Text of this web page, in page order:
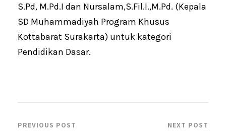
S.Pd, M.Pd.I dan Nursalam,S.Fil.I.,M.Pd. (Kepala
SD Muhammadiyah Program Khusus
Kottabarat Surakarta) untuk kategori
Pendidikan Dasar.
PREVIOUS POST NEXT POST